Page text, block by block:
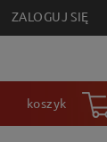
ZALOGUJ SIĘ
koszyk